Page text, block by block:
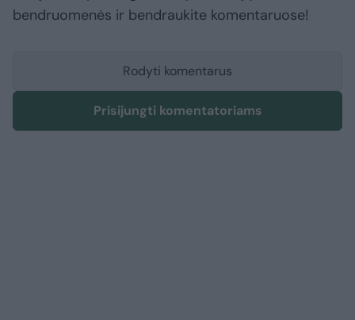
bendruomenės ir bendraukite komentaruose!
Rodyti komentarus
Prisijungti komentatoriams